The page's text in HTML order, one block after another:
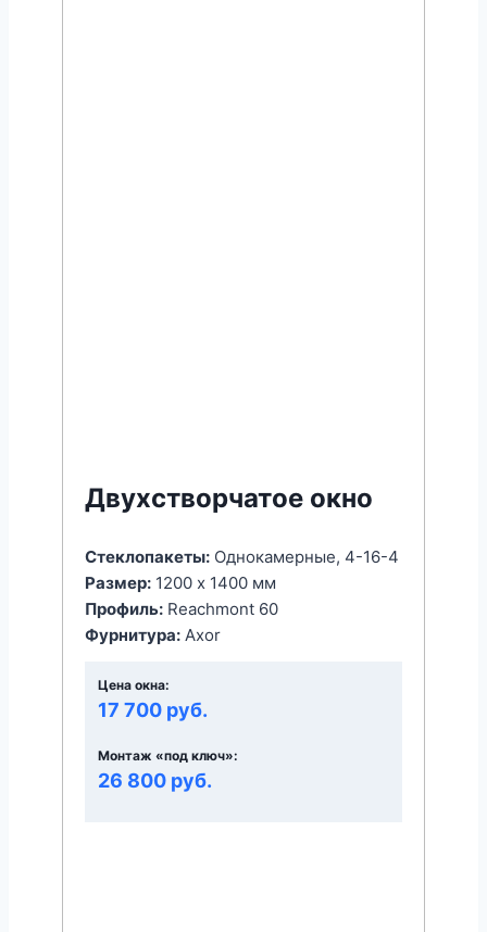
Двухстворчатое окно
Стеклопакеты: Однокамерные, 4-16-4
Размер: 1200 x 1400 мм
Профиль: Reachmont 60
Фурнитура: Axor
Цена окна:
17 700 руб.
Монтаж «под ключ»:
26 800 руб.